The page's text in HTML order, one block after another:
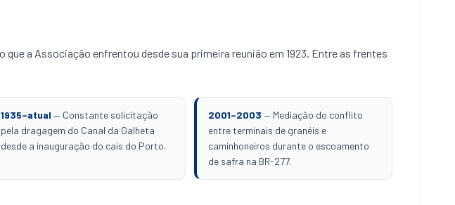
a Associação enfrentou desde sua primeira reunião em 1923. Entre as frentes
1935–atual — Constante solicitação
pela dragagem do Canal da Galheta
desde a inauguração do cais do Porto.
2001–2003 — Mediação do conflito
entre terminais de granéis e
caminhoneiros durante o escoamento
de safra na BR-277.